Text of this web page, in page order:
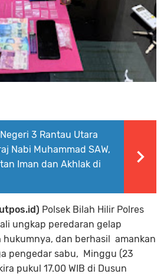
3 Rantau Utara
Nabi Muhammad SAW,
Iman dan Akhlak di
Polsek Bilah Hilir Polres
ungkap peredaran gelap
hukumnya, dan berhasil amankan
pengedar sabu, Minggu (23
pukul 17.00 WIB di Dusun